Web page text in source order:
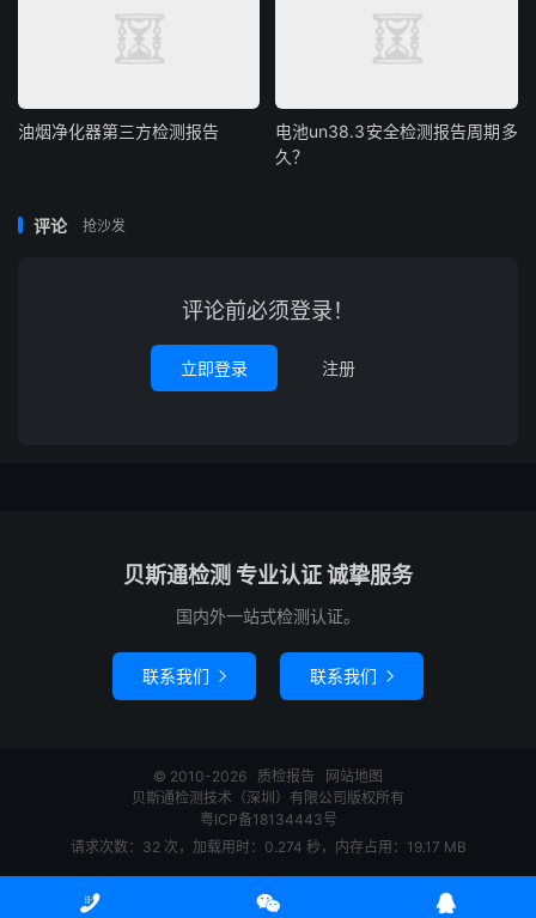
油烟净化器第三方检测报告
电池un38.3安全检测报告周期多
久？
评论 抢沙发
评论前必须登录！
立即登录 注册
贝斯通检测 专业认证 诚挚服务
国内外一站式检测认证。
联系我们  联系我们 
© 2010-2026 质检报告
网站地图
贝斯通检测技术（深圳）有限公司版权所有
粤ICP备18134443号
请求次数：32 次，加载用时：0.274 秒，内存占用：19.17 MB
  